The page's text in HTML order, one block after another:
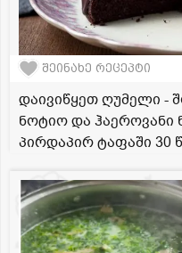
შეინახე რეცეპტი
დაივიწყეთ ღუმელი -
ნოტიო და ჰაეროვანი
პირდაპირ ტაფაში 30